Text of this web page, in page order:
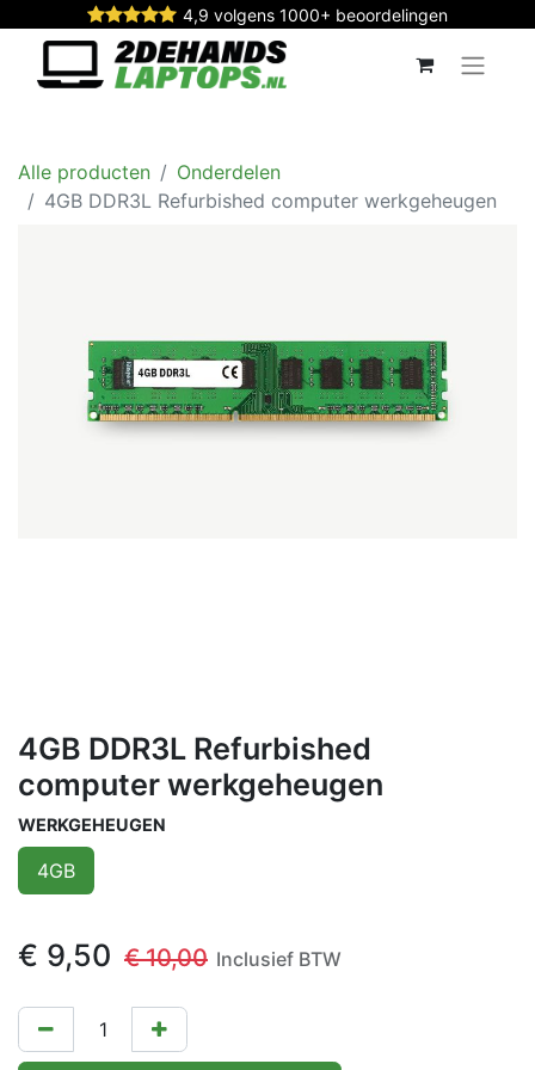
4,9 volgens 1000+ beoordelingen
Alle producten
Onderdelen
4GB DDR3L Refurbished computer werkgeheugen
4GB DDR3L Refurbished
computer werkgeheugen
WERKGEHEUGEN
4GB
€ 9,50 €10,00 Inclusief BTW